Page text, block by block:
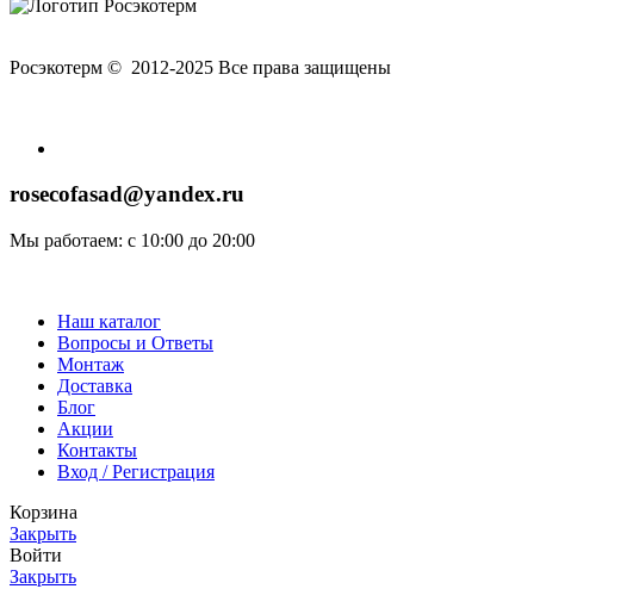
Росэкотерм © 2012-2025 Все права защищены
rosecofasad@yandex.ru
Мы работаем: с 10:00 до 20:00
Наш каталог
Вопросы и Ответы
Монтаж
Доставка
Блог
Акции
Контакты
Вход / Регистрация
Корзина
Закрыть
Войти
Закрыть